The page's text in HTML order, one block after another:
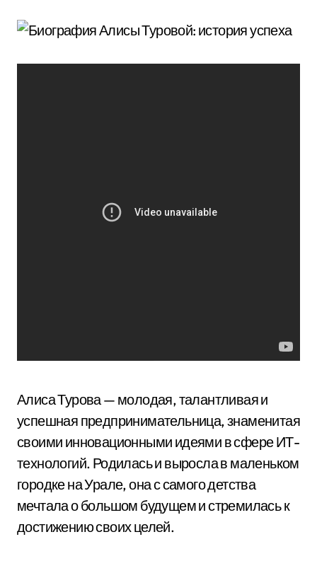
Алиса Турова — молодая, талантливая и
успешная предпринимательница, знаменитая
своими инновационными идеями в сфере ИТ-
технологий. Родилась и выросла в маленьком
городке на Урале, она с самого детства
мечтала о большом будущем и стремилась к
достижению своих целей.